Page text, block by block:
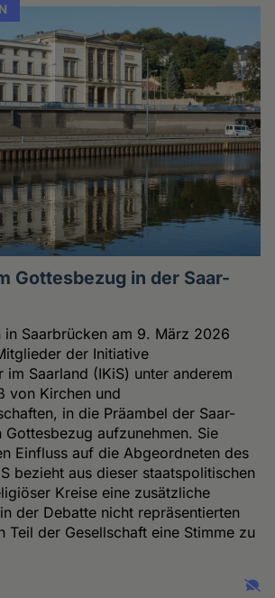
Gottesbezug in der Saar-
in Saarbrücken am 9. März 2026
der Initiative
im Saarland (IKiS) unter anderem
von Kirchen und
in die Präambel der Saar-
Gottesbezug aufzunehmen. Sie
Einfluss auf die Abgeordneten des
bezieht aus dieser staatspolitischen
Kreise eine zusätzliche
der Debatte nicht repräsentierten
Teil der Gesellschaft eine Stimme zu